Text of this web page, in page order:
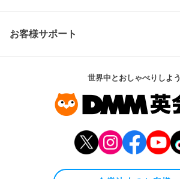
お客様サポート
世界中とおしゃべりしよう